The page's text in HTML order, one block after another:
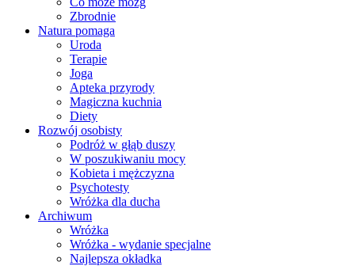
Zbrodnie
Natura pomaga
Uroda
Terapie
Joga
Apteka przyrody
Magiczna kuchnia
Diety
Rozwój osobisty
Podróż w głąb duszy
W poszukiwaniu mocy
Kobieta i mężczyzna
Psychotesty
Wróżka dla ducha
Archiwum
Wróżka
Wróżka - wydanie specjalne
Najlepsza okładka